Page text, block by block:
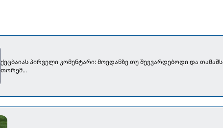
ქეცბაიას პირველი კომენტარი: მოედანზე თუ შევვარდებოდი და
თორემ...